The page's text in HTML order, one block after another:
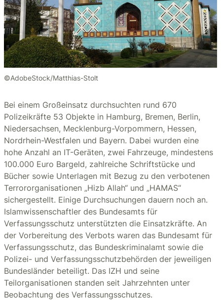
©AdobeStock/Matthias-Stolt
Bei einem Großeinsatz durchsuchten rund 670
Polizeikräfte 53 Objekte in Hamburg, Bremen, Berlin,
Niedersachsen, Mecklenburg-Vorpommern, Hessen,
Nordrhein-Westfalen und Bayern. Dabei wurden eine
hohe Anzahl an IT-Geräten, zwei Fahrzeuge, mindestens
100.000 Euro Bargeld, zahlreiche Schriftstücke und
Bücher sowie Unterlagen mit Bezug zu den verbotenen
Terrororganisationen „Hizb Allah“ und „HAMAS“
sichergestellt. Einige Durchsuchungen dauern noch an.
Islamwissenschaftler des Bundesamts für
Verfassungsschutz unterstützten die Einsatzkräfte. An
der Vorbereitung des Verbots waren das Bundesamt für
Verfassungsschutz, das Bundeskriminalamt sowie die
Polizei- und Verfassungsschutzbehörden der jeweiligen
Bundesländer beteiligt. Das IZH und seine
Teilorganisationen standen seit Jahrzehnten unter
Beobachtung des Verfassungsschutzes.